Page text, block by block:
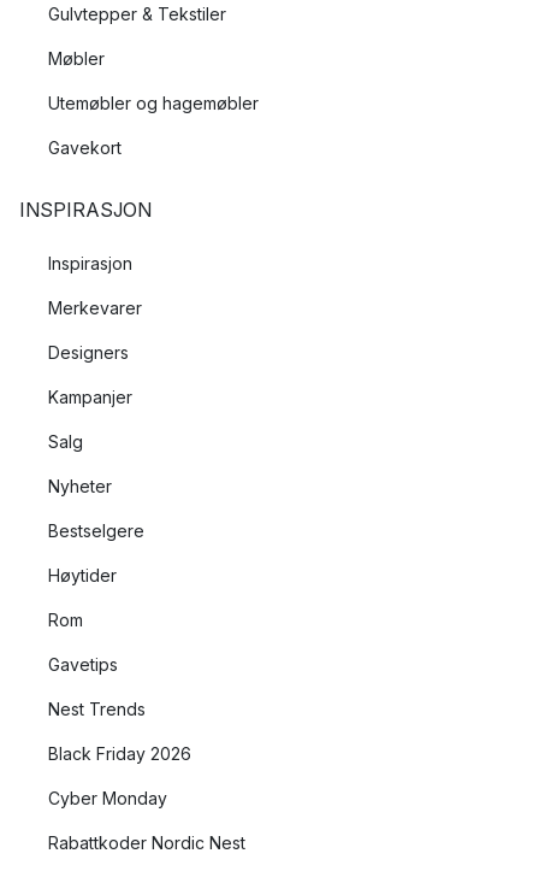
Gulvtepper & Tekstiler
Møbler
Utemøbler og hagemøbler
Gavekort
INSPIRASJON
Inspirasjon
Merkevarer
Designers
Kampanjer
Salg
Nyheter
Bestselgere
Høytider
Rom
Gavetips
Nest Trends
Black Friday 2026
Cyber Monday
Rabattkoder Nordic Nest